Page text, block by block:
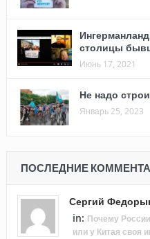
столицы
Июнь 17, 2021
Не надо
Январь 25, 2023
ПОСЛЕДНИЕ
Сергий
in: Почему
или у Китая своя